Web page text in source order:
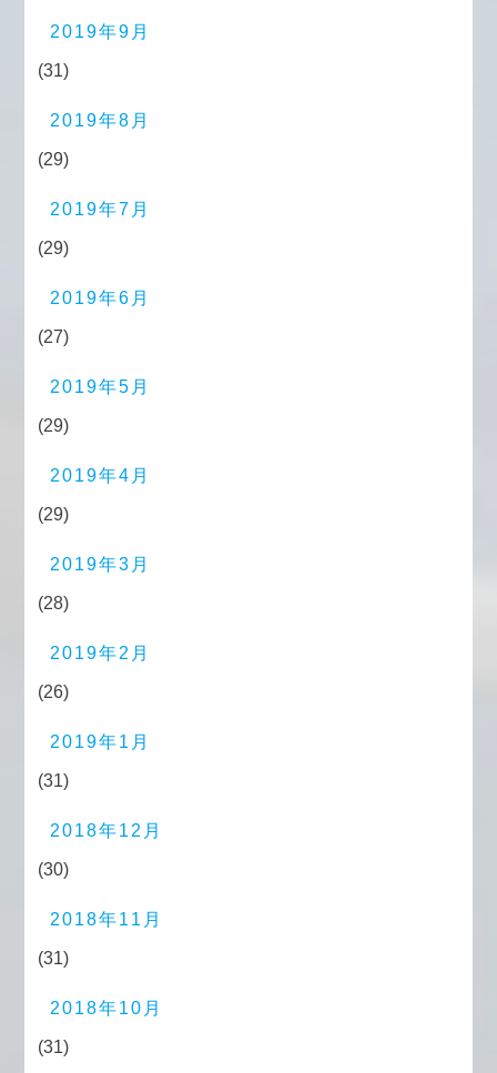
2019年9月
(31)
2019年8月
(29)
2019年7月
(29)
2019年6月
(27)
2019年5月
(29)
2019年4月
(29)
2019年3月
(28)
2019年2月
(26)
2019年1月
(31)
2018年12月
(30)
2018年11月
(31)
2018年10月
(31)